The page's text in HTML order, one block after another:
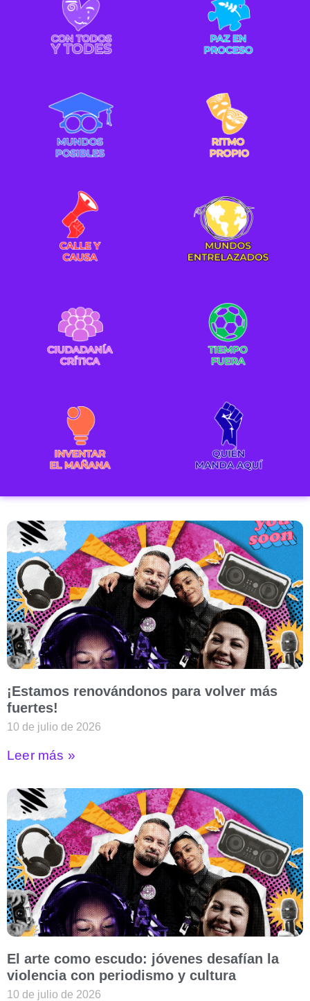
¡Estamos renovándonos para volver más
fuertes!
10 de julio de 2026
Leer más »
El arte como escudo: jóvenes desafían la
violencia con periodismo y cultura
10 de julio de 2026